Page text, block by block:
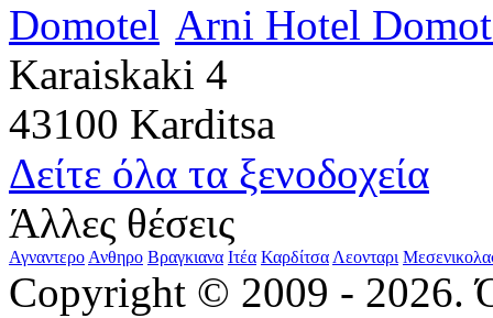
Arni Hotel
Karaiskaki 4
43100 Karditsa
Δείτε όλα τα ξενοδοχεία
Άλλες θέσεις
Αγναντερο Ανθηρο Βραγκιανα Ιτέα Καρδίτσα Λεονταρι
Copyright © 2009 - 2026.